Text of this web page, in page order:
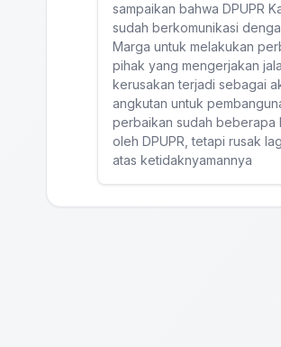
sampaikan bahwa DPUPR
sudah berkomunikasi
Marga untuk melakukan
pihak yang mengerjakan
kerusakan terjadi sebagai
angkutan untuk
perbaikan sudah beberapa
oleh DPUPR, tetapi rusak
atas ketidaknyamannya